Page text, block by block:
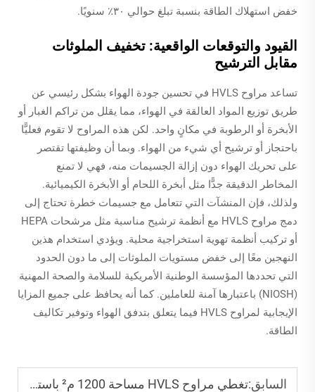
خفض استهلاك الطاقة بنسبة تبلغ حوالي ٣٠٪ سنويًا.
القيود والتوقعات الواقعية: تخفيف الملوثات
مقابل الترشيح
تساعد مراوح HVLS في تحسين جودة الهواء بشكل رئيسي عن
طريق توزيع المواد العالقة في الهواء، مما يقلل من تراكم الغبار أو
الأبخرة أو الرطوبة في مكانٍ واحد. لكن هذه المراوح لا تقوم فعليًّا
باحتجاز أو ترشيح أي شيء من الهواء. وبما أن وظيفتها تقتصر
على تحريك الهواء دون إزالة الجسيمات منه، فهي لا تمنع
المخاطر الدقيقة جدًّا مثل أبخرة اللحام أو الأبخرة الكيميائية.
ولذلك، فإن المنشآت التي تتعامل مع جسيمات خطرة تحتاج إلى
دمج مراوح HVLS مع أنظمة ترشيح مناسبة مثل مرشحات HEPA
أو تركيب أنظمة تهوية استخراجية محلية. ويؤدي استخدام هذين
النهجين معًا إلى خفض مستويات الملوثات إلى ما دون الحدود
التي تحددها المؤسسة الوطنية الأمريكية للسلامة والصحة المهنية
(NIOSH) باعتبارها آمنة للعاملين. كما أنه يحافظ على جميع المزايا
الإيجابية لمراوح HVLS فيما يتعلق بتدفق الهواء وتوفير تكاليف
الطاقة.
السابق:تغطي مراوح HVLS مساحة 1200 م² باستخدام طاقة لا تتجاوز 1.5 كيلوواط فقط